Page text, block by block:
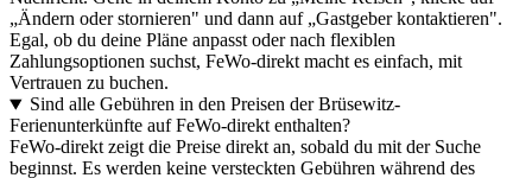
„Ändern oder stornieren" und dann auf „Gastgeber kontaktieren".
Egal, ob du deine Pläne anpasst oder nach flexiblen
Zahlungsoptionen suchst, FeWo-direkt macht es einfach, mit
Vertrauen zu buchen.
Sind alle Gebühren in den Preisen der Brüsewitz-
Ferienunterkünfte auf FeWo-direkt enthalten?
FeWo-direkt zeigt die Preise direkt an, sobald du mit der Suche
beginnst. Es werden keine versteckten Gebühren während des